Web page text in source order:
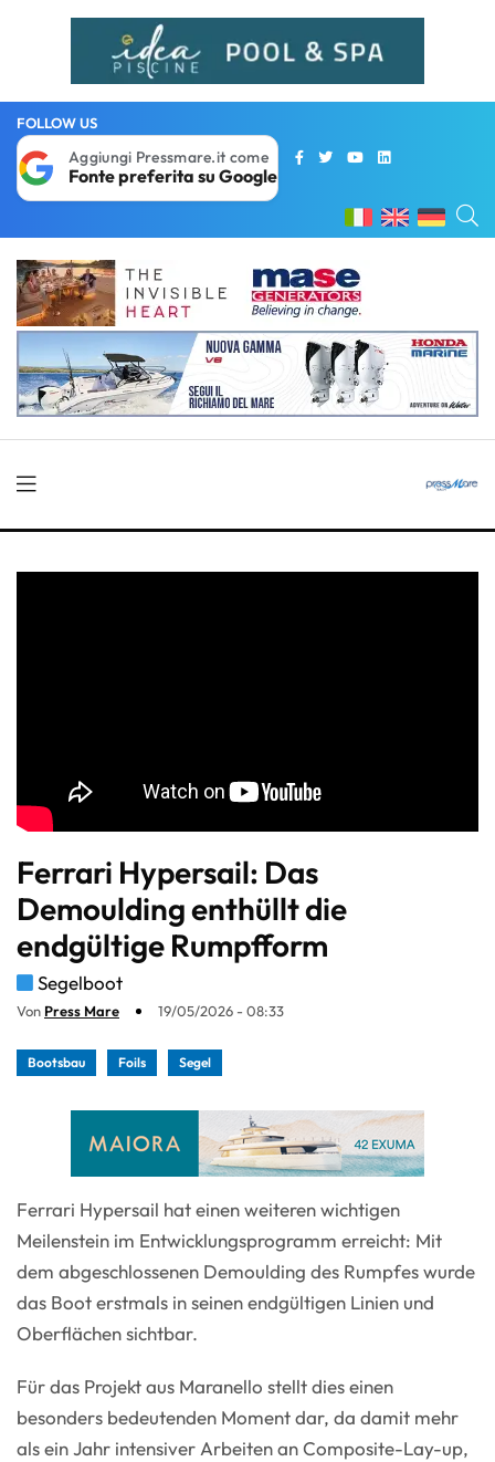
FOLLOW US
Aggiungi Pressmare.it come
Fonte preferita su Google
Ferrari Hypersail: Das
Demoulding enthüllt die
endgültige Rumpfform
Segelboot
Von Press Mare 19/05/2026 - 08:33
Bootsbau Foils Segel
Ferrari Hypersail hat einen weiteren wichtigen
Meilenstein im Entwicklungsprogramm erreicht: Mit
dem abgeschlossenen Demoulding des Rumpfes wurde
das Boot erstmals in seinen endgültigen Linien und
Oberflächen sichtbar.
Für das Projekt aus Maranello stellt dies einen
besonders bedeutenden Moment dar, da damit mehr
als ein Jahr intensiver Arbeiten an Composite-Lay-up,